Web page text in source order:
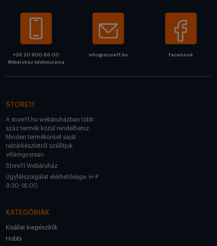
+36 20 800 66 00
Webáruház telefonszáma
info@store11.hu Facebook
STORE11
A store11.hu webáruházban több
száz termék közül rendelhetsz.
Minden termékünket saját
raktárkészletről szállítjuk
villámgyorsan.
Store11 Webáruház
Ügyfélszolgálat elérhetősége: H-P
9:30-16:00
KATEGÓRIÁK
Kisállat kiegészítők
Hobbi